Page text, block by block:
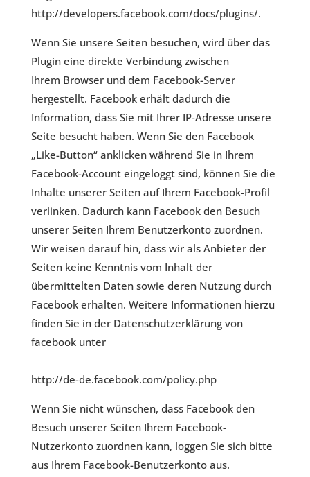
http://developers.facebook.com/docs/plugins/.
Wenn Sie unsere Seiten besuchen, wird über das
Plugin eine direkte Verbindung zwischen
Ihrem Browser und dem Facebook-Server
hergestellt. Facebook erhält dadurch die
Information, dass Sie mit Ihrer IP-Adresse unsere
Seite besucht haben. Wenn Sie den Facebook
„Like-Button“ anklicken während Sie in Ihrem
Facebook-Account eingeloggt sind, können Sie die
Inhalte unserer Seiten auf Ihrem Facebook-Profil
verlinken. Dadurch kann Facebook den Besuch
unserer Seiten Ihrem Benutzerkonto zuordnen.
Wir weisen darauf hin, dass wir als Anbieter der
Seiten keine Kenntnis vom Inhalt der
übermittelten Daten sowie deren Nutzung durch
Facebook erhalten. Weitere Informationen hierzu
finden Sie in der Datenschutzerklärung von
facebook unter
http://de-de.facebook.com/policy.php
Wenn Sie nicht wünschen, dass Facebook den
Besuch unserer Seiten Ihrem Facebook-
Nutzerkonto zuordnen kann, loggen Sie sich bitte
aus Ihrem Facebook-Benutzerkonto aus.